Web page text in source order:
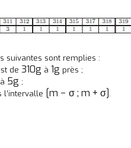
suivantes sont remplies :
de 310g à 1g près ;
5g ;
l’intervalle [m − σ ; m + σ].